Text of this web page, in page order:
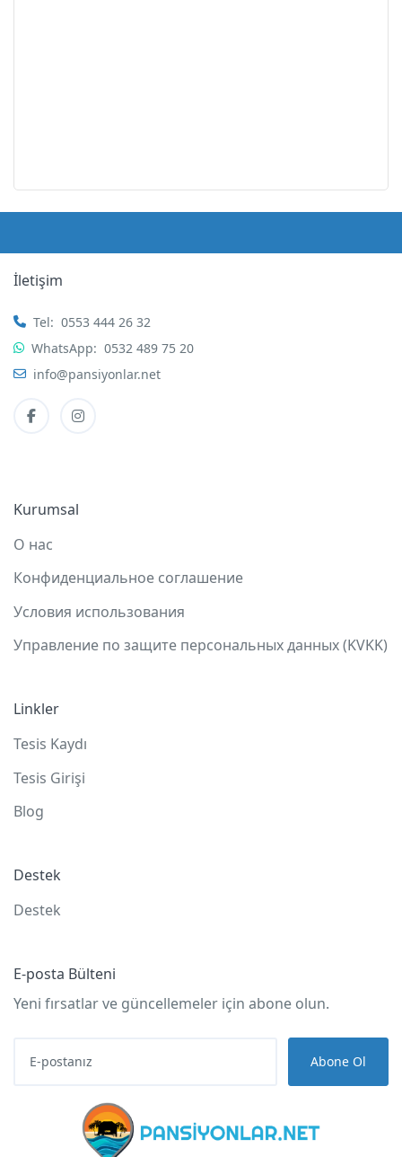
İletişim
Tel: 0553 444 26 32
WhatsApp: 0532 489 75 20
info@pansiyonlar.net
Kurumsal
О нас
Конфиденциальное соглашение
Условия использования
Управление по защите персональных данных (KVKK)
Linkler
Tesis Kaydı
Tesis Girişi
Blog
Destek
Destek
E-posta Bülteni
Yeni fırsatlar ve güncellemeler için abone olun.
Abone Ol